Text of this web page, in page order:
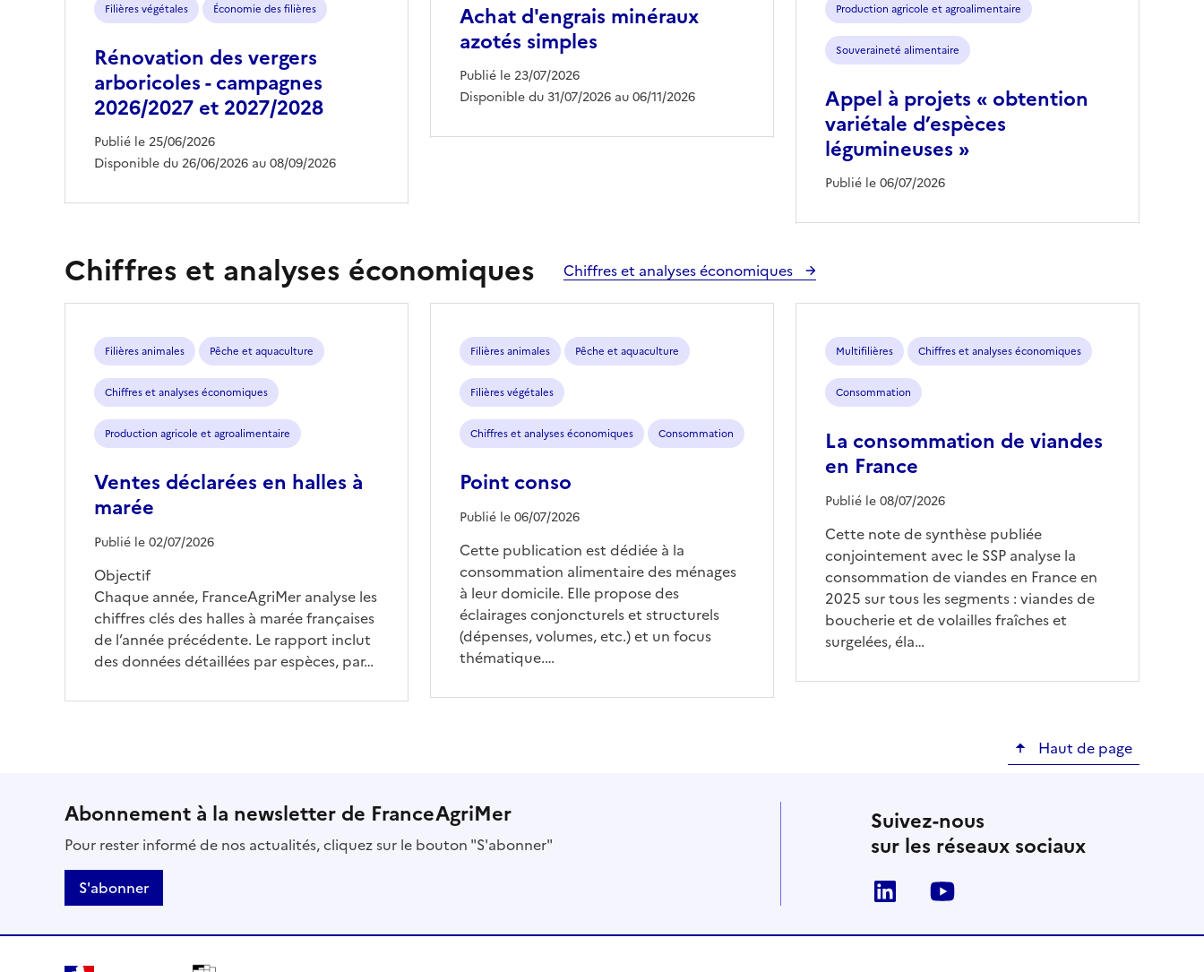
Filières végétales Économie des filières
Rénovation des vergers
arboricoles - campagnes
2026/2027 et 2027/2028
Publié le 25/06/2026
Disponible du 26/06/2026 au 08/09/2026
Achat d'engrais minéraux
azotés simples
Publié le 23/07/2026
Disponible du 31/07/2026 au 06/11/2026
Production agricole et agroalimentaire
Souveraineté alimentaire
Appel à projets « obtention
variétale d’espèces
légumineuses »
Publié le 06/07/2026
Chiffres et analyses économiques Chiffres et analyses économiques
Filières animales Pêche et aquaculture
Chiffres et analyses économiques
Production agricole et agroalimentaire
Ventes déclarées en halles à
marée
Publié le 02/07/2026
Objectif
Chaque année, FranceAgriMer analyse les
chiffres clés des halles à marée françaises
de l’année précédente. Le rapport inclut
des données détaillées par espèces, par…
Filières animales Pêche et aquaculture
Filières végétales
Chiffres et analyses économiques Consommation
Point conso
Publié le 06/07/2026
Cette publication est dédiée à la
consommation alimentaire des ménages
à leur domicile. Elle propose des
éclairages conjoncturels et structurels
(dépenses, volumes, etc.) et un focus
thématique.…
Multifilières Chiffres et analyses économiques
Consommation
La consommation de viandes
en France
Publié le 08/07/2026
Cette note de synthèse publiée
conjointement avec le SSP analyse la
consommation de viandes en France en
2025 sur tous les segments : viandes de
boucherie et de volailles fraîches et
surgelées, éla…
Haut de page
Abonnement à la newsletter de FranceAgriMer
Pour rester informé de nos actualités, cliquez sur le bouton "S'abonner"
S'abonner
Suivez-nous
sur les réseaux sociaux
Linkedin